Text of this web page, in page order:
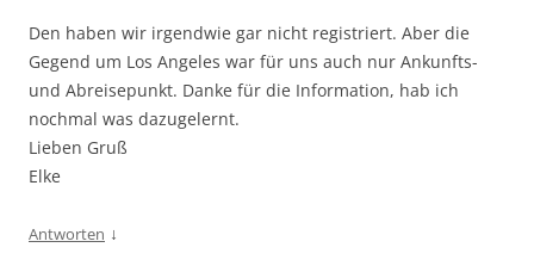
Den haben wir irgendwie gar nicht registriert. Aber die
Gegend um Los Angeles war für uns auch nur Ankunfts-
und Abreisepunkt. Danke für die Information, hab ich
nochmal was dazugelernt.
Lieben Gruß
Elke
Antworten ↓